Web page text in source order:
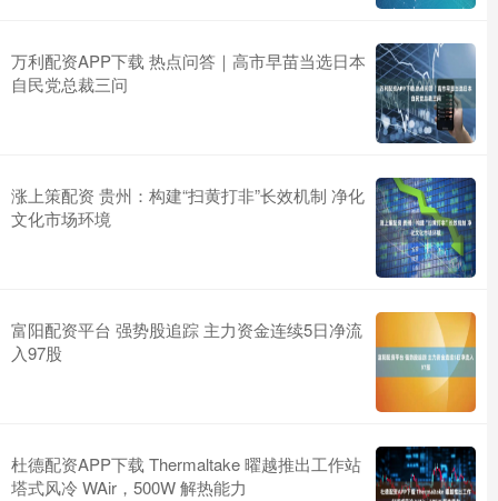
万利配资APP下载 热点问答｜高市早苗当选日本
自民党总裁三问
涨上策配资 贵州：构建“扫黄打非”长效机制 净化
文化市场环境
富阳配资平台 强势股追踪 主力资金连续5日净流
入97股
杜德配资APP下载 Thermaltake 曜越推出工作站
塔式风冷 WAir，500W 解热能力